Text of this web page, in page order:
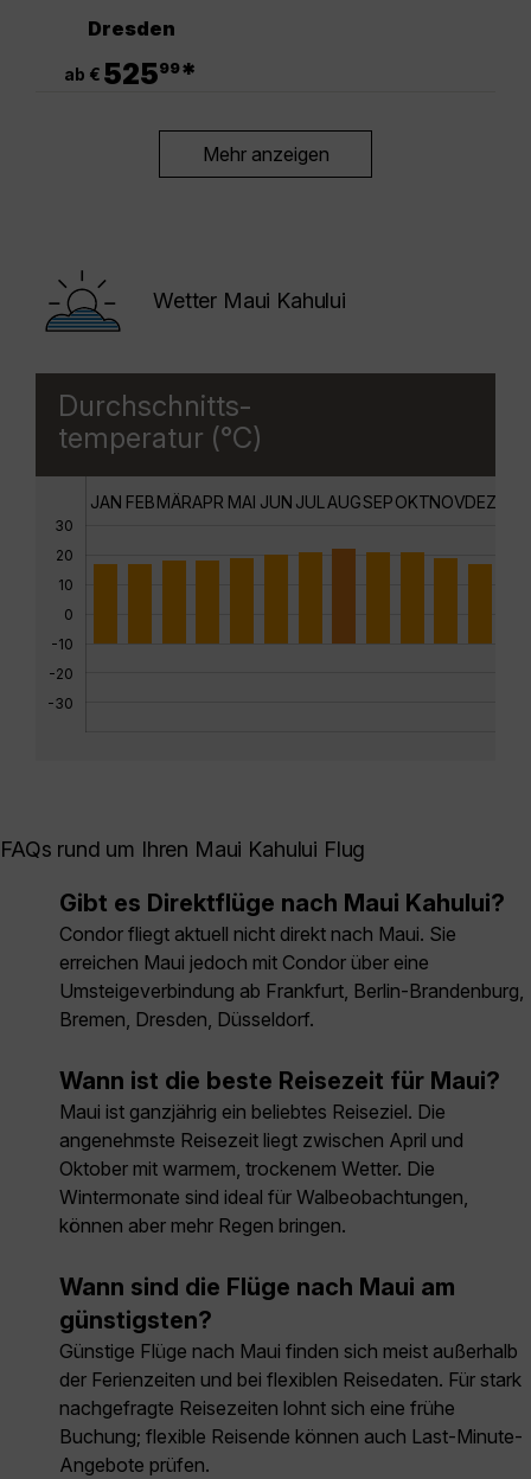
Dresden
ab € 52599*
Mehr anzeigen
Wetter Maui Kahului
Durchschnitts-
temperatur (°C)
30
20
10
0
-10
-20
-30
JAN FEBMÄRAPR MAI JUN JUL AUGSEPOKTNOVDEZ
FAQs rund um Ihren Maui Kahului Flug
Gibt es Direktflüge nach Maui Kahului?
Condor fliegt aktuell nicht direkt nach Maui. Sie
erreichen Maui jedoch mit Condor über eine
Umsteigeverbindung ab Frankfurt, Berlin-Brandenburg,
Bremen, Dresden, Düsseldorf.
Wann ist die beste Reisezeit für Maui?
Maui ist ganzjährig ein beliebtes Reiseziel. Die
angenehmste Reisezeit liegt zwischen April und
Oktober mit warmem, trockenem Wetter. Die
Wintermonate sind ideal für Walbeobachtungen,
können aber mehr Regen bringen.
Wann sind die Flüge nach Maui am
günstigsten?
Günstige Flüge nach Maui finden sich meist außerhalb
der Ferienzeiten und bei flexiblen Reisedaten. Für stark
nachgefragte Reisezeiten lohnt sich eine frühe
Buchung; flexible Reisende können auch Last-Minute-
Angebote prüfen.